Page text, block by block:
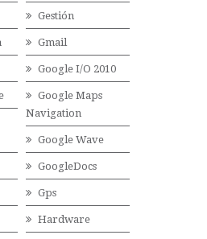
Gestión
Gmail
Google I/O 2010
Google Maps
Navigation
Google Wave
GoogleDocs
Gps
Hardware